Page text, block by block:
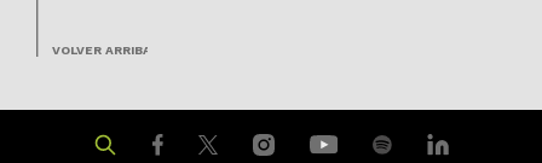
VOLVER ARRIBA